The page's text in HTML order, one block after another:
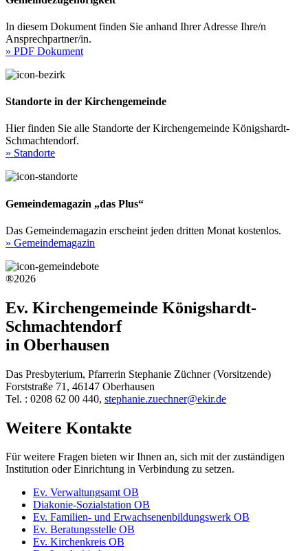
In diesem Dokument finden Sie anhand Ihrer Adresse Ihre/n
Ansprechpartner/in.
» PDF Dokument
Standorte in der Kirchengemeinde
Hier finden Sie alle Standorte der Kirchengemeinde Königshardt-
Schmachtendorf.
» Standorte
Gemeindemagazin „das Plus“
Das Gemeindemagazin erscheint jeden dritten Monat kostenlos.
» Gemeindemagazin
®2026
Ev. Kirchengemeinde Königshardt-
Schmachtendorf
in Oberhausen
Das Presbyterium, Pfarrerin Stephanie Züchner (Vorsitzende)
Forststraße 71, 46147 Oberhausen
Tel. : 0208 62 00 440, stephanie.zuechner@ekir.de
Weitere Kontakte
Für weitere Fragen bieten wir Ihnen an, sich mit der zuständigen
Institution oder Einrichtung in Verbindung zu setzen.
Ev. Verwaltungsamt OB
Diakonie-Sozialstation OB
Ev. Familien- und Erwachsenenbildungswerk OB
Ev. Beratungsstelle OB
Ev. Kirchenkreis OB